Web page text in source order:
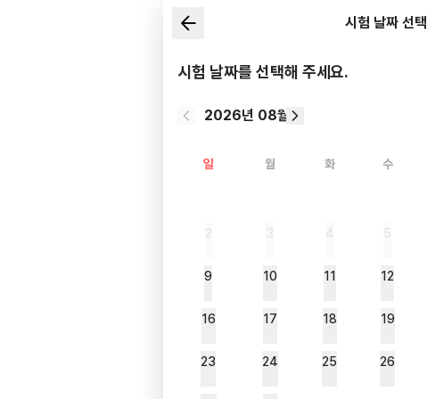
시험 날짜 선택
시험 날짜를 선택해 주세요.
2026년 08월
일 월 화 수
2 3 4 5
9 10 11 12
16 17 18 19
23 24 25 26